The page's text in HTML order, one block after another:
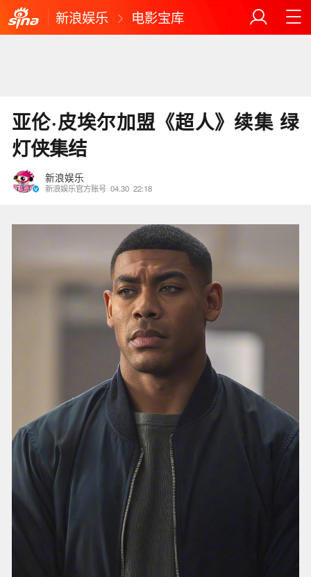
新浪娱乐 电影宝库
亚伦·皮埃尔加盟《超人》续集 绿
灯侠集结
新浪娱乐
新浪娱乐官方账号 04.30 22:18